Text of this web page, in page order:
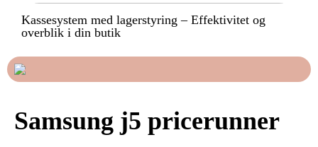
Kassesystem med lagerstyring – Effektivitet og
overblik i din butik
Samsung j5 pricerunner